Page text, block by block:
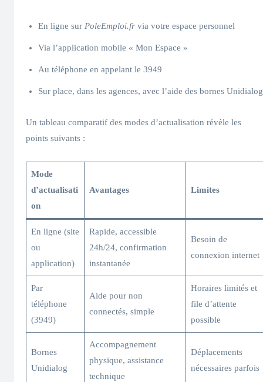
En ligne sur PoleEmploi.fr via votre espace personnel
Via l’application mobile « Mon Espace »
Au téléphone en appelant le 3949
Sur place, dans les agences, avec l’aide des bornes Unidialog
Un tableau comparatif des modes d’actualisation révèle les
points suivants :
Mode
d’actualisati
on
Avantages Limites
En ligne (site
ou
application)
Rapide, accessible
24h/24, confirmation
instantanée
Besoin de
connexion internet
Par
téléphone
(3949)
Aide pour non
connectés, simple
Horaires limités et
file d’attente
possible
Bornes
Unidialog
Accompagnement
physique, assistance
technique
Déplacements
nécessaires parfois